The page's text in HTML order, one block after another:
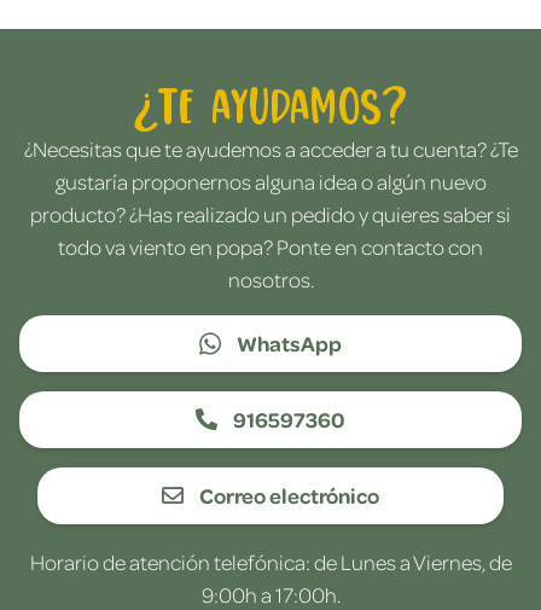
¿Te ayudamos?
¿Necesitas que te ayudemos a acceder a tu cuenta? ¿Te
gustaría proponernos alguna idea o algún nuevo
producto? ¿Has realizado un pedido y quieres saber si
todo va viento en popa? Ponte en contacto con
nosotros.
WhatsApp
916597360
Correo electrónico
Horario de atención telefónica: de Lunes a Viernes, de
9:00h a 17:00h.